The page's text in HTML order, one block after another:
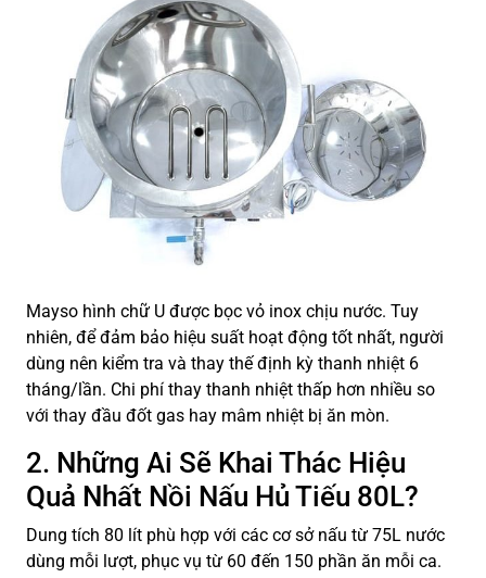
Mayso hình chữ U được bọc vỏ inox chịu nước. Tuy
nhiên, để đảm bảo hiệu suất hoạt động tốt nhất, người
dùng nên kiểm tra và thay thế định kỳ thanh nhiệt 6
tháng/lần. Chi phí thay thanh nhiệt thấp hơn nhiều so
với thay đầu đốt gas hay mâm nhiệt bị ăn mòn.
2. Những Ai Sẽ Khai Thác Hiệu
Quả Nhất Nồi Nấu Hủ Tiếu 80L?
Dung tích 80 lít phù hợp với các cơ sở nấu từ 75L nước
dùng mỗi lượt, phục vụ từ 60 đến 150 phần ăn mỗi ca.